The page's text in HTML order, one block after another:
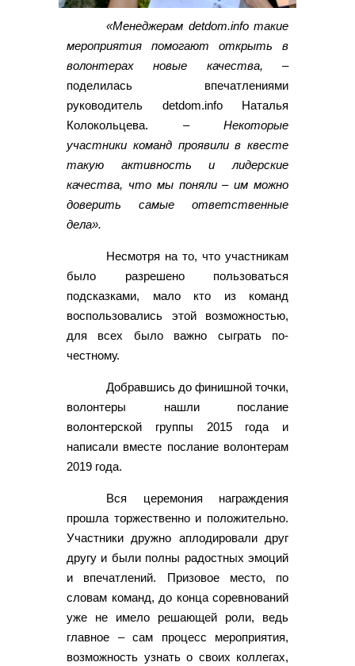
«Менеджерам detdom.info такие
мероприятия помогают открыть в
волонтерах новые качества, –
поделилась впечатлениями
руководитель detdom.info Наталья
Колокольцева. – Некоторые
участники команд проявили в квесте
такую активность и лидерские
качества, что мы поняли – им можно
доверить самые ответственные
дела».
Несмотря на то, что участникам
было разрешено пользоваться
подсказками, мало кто из команд
воспользовались этой возможностью,
для всех было важно сыграть по-
честному.
Добравшись до финишной точки,
волонтеры нашли послание
волонтерской группы 2015 года и
написали вместе послание волонтерам
2019 года.
Вся церемония награждения
прошла торжественно и положительно.
Участники дружно аплодировали друг
другу и были полны радостных эмоций
и впечатлений. Призовое место, по
словам команд, до конца соревнований
уже не имело решающей роли, ведь
главное – сам процесс мероприятия,
возможность узнать о своих коллегах,